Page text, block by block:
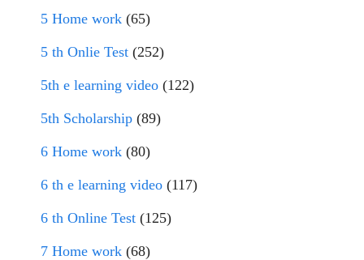
5 Home work (65)
5 th Onlie Test (252)
5th e learning video (122)
5th Scholarship (89)
6 Home work (80)
6 th e learning video (117)
6 th Online Test (125)
7 Home work (68)